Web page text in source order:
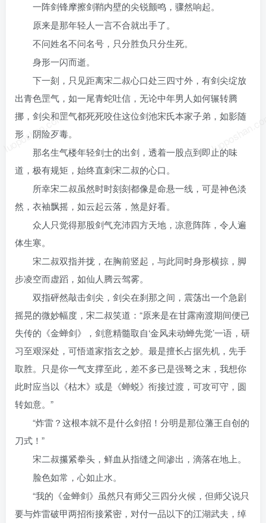
luoposhan.com
一阵剑锋摩擦剑鞘内壁的尖锐颤鸣，骤然响起。
原来是那年轻人一言不合就出手了。
不问姓名不问名号，只分胜负只分生死。
身形一闪而逝。
下一刻，只见距离宋二叔心口处三四寸外，有剑尖绽放
出青色罡气，如一尾青蛇吐信，无论中年男人如何辗转腾
挪，剑尖和罡气都死死咬住这位剑池宋氏本家子弟，如影随
形，阴险歹毒。
那名生气楼年轻剑士的出剑，透着一股点到即止的味
道，极有规矩，始终直刺宋二叔的心口。
所幸宋二叔虽然时时刻刻都像是命悬一线，可是神色淡
然，衣袖飘摇，如云起云落，煞是好看。
众人只觉得那股剑气充沛四方天地，凉意阵阵，令人遍
体生寒。
宋二叔双指并拢，在胸前竖起，与此同时身形横掠，脚
步凌空而虚蹈，如仙人腾云驾雾。
双指砰然敲击剑尖，剑尖在刹那之间，震荡出一个急剧
摇晃的微妙幅度，宋二叔笑道：“原来是在甘露南渡期间便已
失传的《金蝉剑》，剑意精髓取自‘金风未动蝉先觉’一语，研
习至艰深处，可悟道家指玄之妙。最是擅长占据先机，先手
取胜。只是你一气支撑至此，差不多已是强弩之末，我想你
此时应当以《枯木》或是《蝉蜕》衔接过渡，可攻可守，圆
转如意。”
“炸雷？这根本就不是什么剑招！分明是那位藩王自创的
刀式！”
宋二叔攥紧拳头，鲜血从指缝之间渗出，滴落在地上。
脸色如常，心如止水。
“我的《金蝉剑》虽然只有师父三四分火候，但师父说只
要与炸雷破甲两招衔接紧密，对付一品以下的江湖武夫，绰